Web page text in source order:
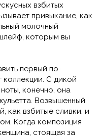
взбитых
привыкание, как
молочный
которым вы
первый по-
С дикой
конечно, она
Возвышенный
как взбитые сливки, и
Когда композиция
стоящая за